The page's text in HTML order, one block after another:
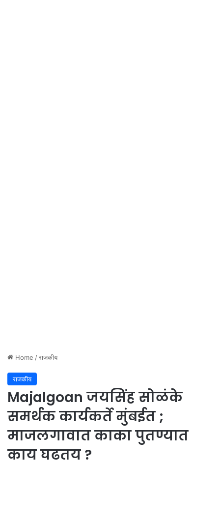
Home /राजकीय
राजकीय
Majalgoan जयसिंह सोळंके
समर्थक कार्यकर्ते मुंबईत ;
माजलगावात काका पुतण्यात
काय घढतय ?